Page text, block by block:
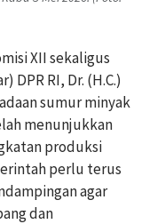
XII sekaligus
DPR RI, Dr. (H.C.)
sumur minyak
menunjukkan
produksi
perlu terus
agar
dan